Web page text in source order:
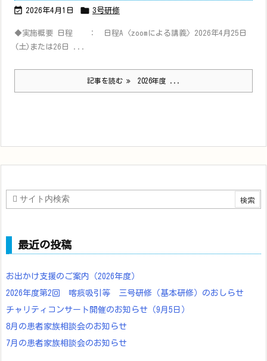
 2026年4月1日  3号研修
◆実施概要 日程 ： 日程A〈zoomによる講義〉2026年4月25日
(土)または26日 ...
記事を読む 2026年度 ...
最近の投稿
お出かけ支援のご案内（2026年度）
2026年度第2回 喀痰吸引等 三号研修（基本研修）のおしらせ
チャリティコンサート開催のお知らせ（9月5日）
8月の患者家族相談会のお知らせ
7月の患者家族相談会のお知らせ